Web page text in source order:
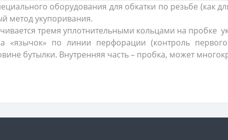
оборудования для обкатки по резьбе (как
метод укупоривания.
тремя уплотнительными кольцами на пробке
«язычок» по линии перфорации (контроль
бутылки. Внутренняя часть – пробка, может